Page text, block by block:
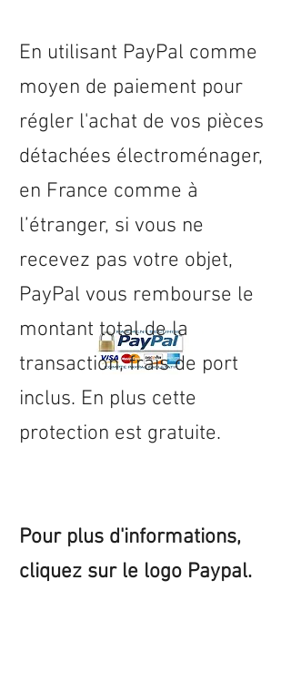
En utilisant PayPal comme
moyen de paiement pour
régler l'achat de vos pièces
détachées électroménager,
en France comme à
l’étranger, si vous ne
recevez pas votre objet,
PayPal vous rembourse le
montant total de la
transaction, frais de port
inclus. En plus cette
protection est gratuite.
Pour plus d'informations,
cliquez sur le logo Paypal.